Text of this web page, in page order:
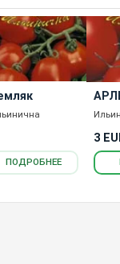
ПОДРОБНЕЕ
3